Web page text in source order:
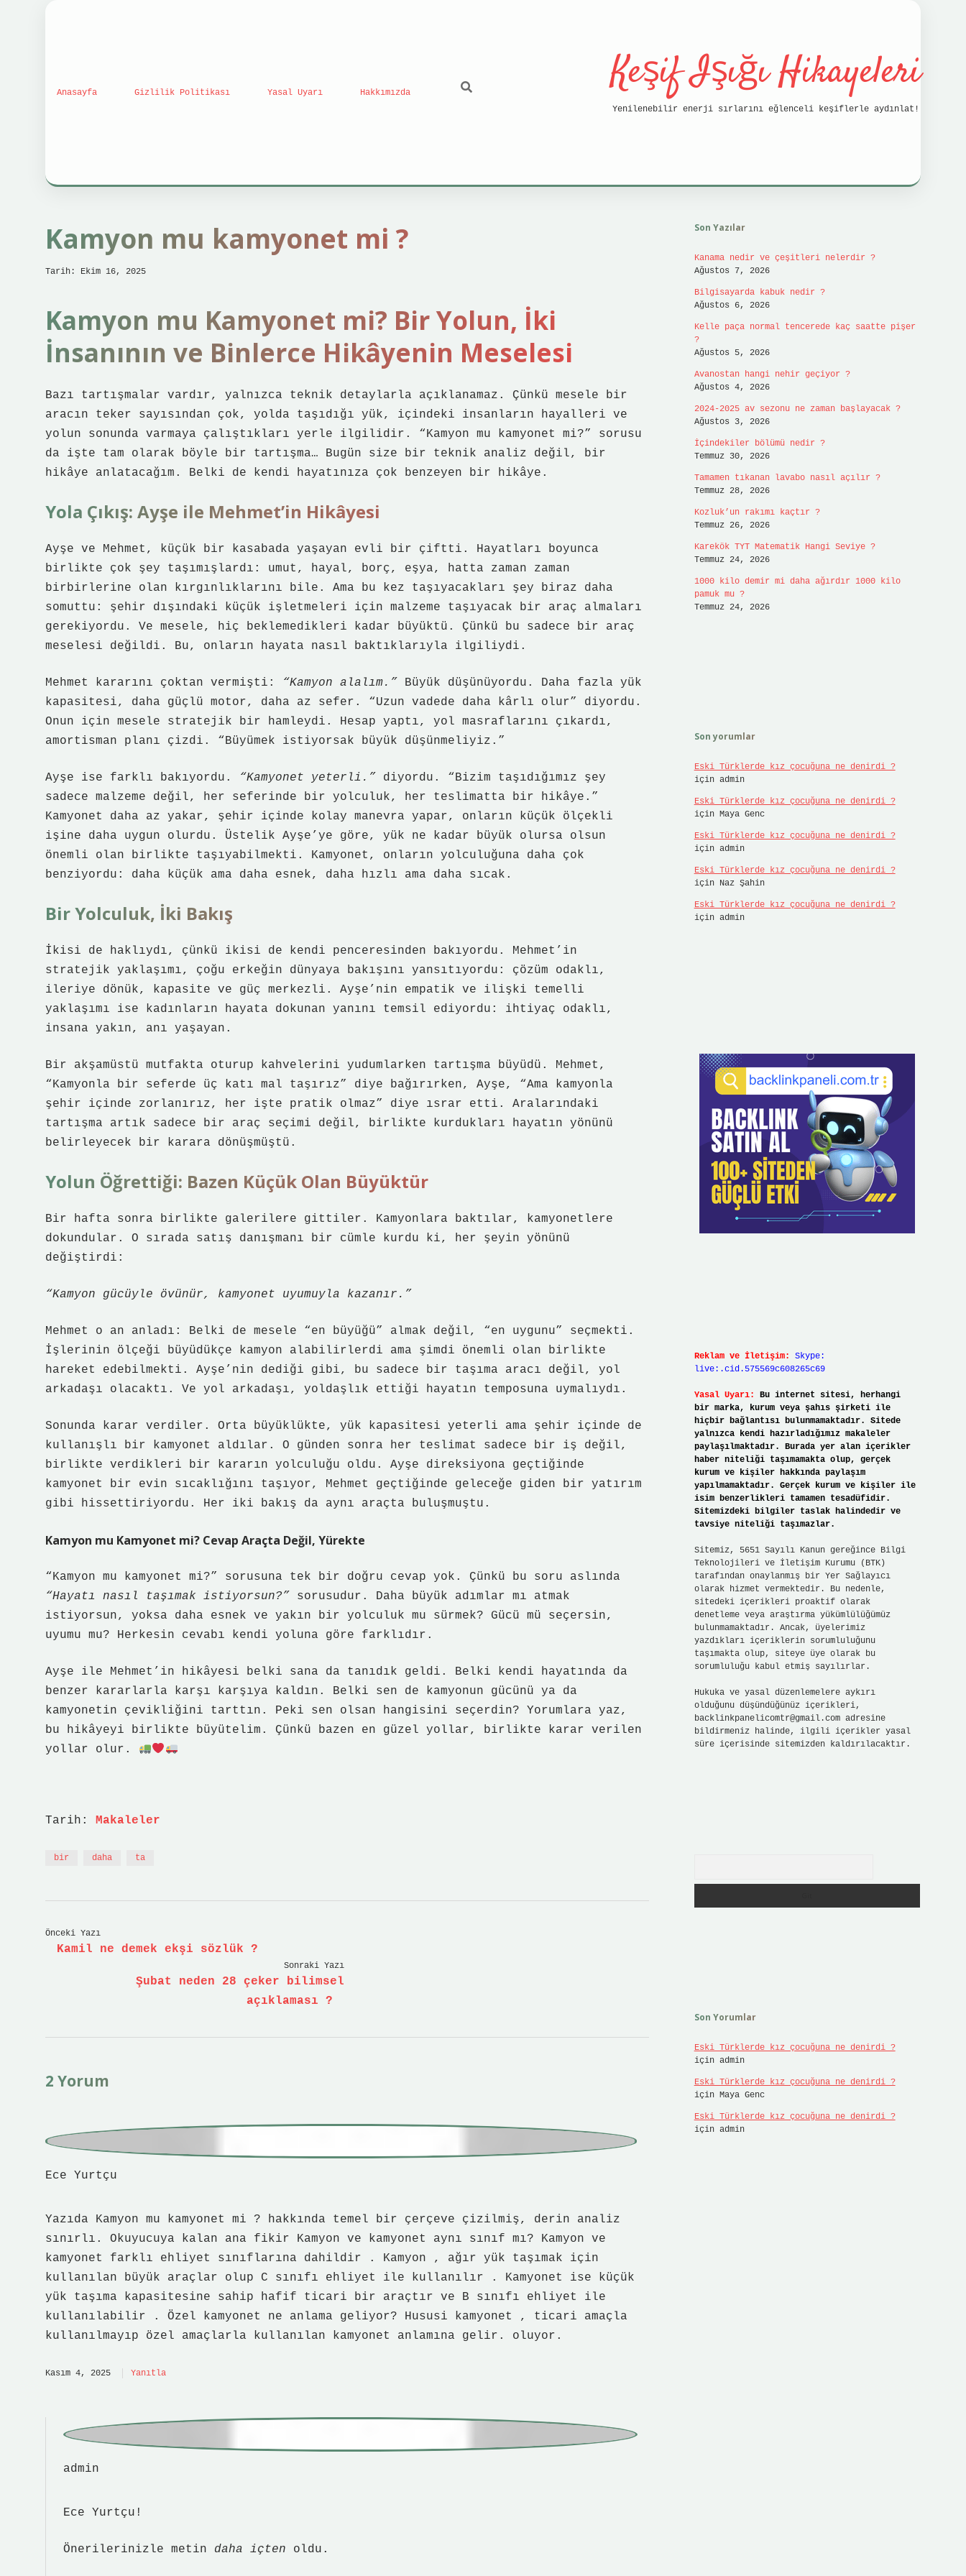
Anasayfa Gizlilik Politikası Yasal Uyarı Hakkımızda Keşif Işığı Hikayeleri
Yenilenebilir enerji sırlarını eğlenceli keşiflerle aydınlat!
Kamyon mu kamyonet mi ?
Tarih: Ekim 16, 2025
Kamyon mu Kamyonet mi? Bir Yolun, İki
İnsanının ve Binlerce Hikâyenin Meselesi
Bazı tartışmalar vardır, yalnızca teknik detaylarla açıklanamaz. Çünkü mesele bir
aracın teker sayısından çok, yolda taşıdığı yük, içindeki insanların hayalleri ve
yolun sonunda varmaya çalıştıkları yerle ilgilidir. “Kamyon mu kamyonet mi?” sorusu
da işte tam olarak böyle bir tartışma… Bugün size bir teknik analiz değil, bir
hikâye anlatacağım. Belki de kendi hayatınıza çok benzeyen bir hikâye.
Yola Çıkış: Ayşe ile Mehmet’in Hikâyesi
Ayşe ve Mehmet, küçük bir kasabada yaşayan evli bir çiftti. Hayatları boyunca
birlikte çok şey taşımışlardı: umut, hayal, borç, eşya, hatta zaman zaman
birbirlerine olan kırgınlıklarını bile. Ama bu kez taşıyacakları şey biraz daha
somuttu: şehir dışındaki küçük işletmeleri için malzeme taşıyacak bir araç almaları
gerekiyordu. Ve mesele, hiç beklemedikleri kadar büyüktü. Çünkü bu sadece bir araç
meselesi değildi. Bu, onların hayata nasıl baktıklarıyla ilgiliydi.
Mehmet kararını çoktan vermişti: “Kamyon alalım.” Büyük düşünüyordu. Daha fazla yük
kapasitesi, daha güçlü motor, daha az sefer. “Uzun vadede daha kârlı olur” diyordu.
Onun için mesele stratejik bir hamleydi. Hesap yaptı, yol masraflarını çıkardı,
amortisman planı çizdi. “Büyümek istiyorsak büyük düşünmeliyiz.”
Ayşe ise farklı bakıyordu. “Kamyonet yeterli.” diyordu. “Bizim taşıdığımız şey
sadece malzeme değil, her seferinde bir yolculuk, her teslimatta bir hikâye.”
Kamyonet daha az yakar, şehir içinde kolay manevra yapar, onların küçük ölçekli
işine daha uygun olurdu. Üstelik Ayşe’ye göre, yük ne kadar büyük olursa olsun
önemli olan birlikte taşıyabilmekti. Kamyonet, onların yolculuğuna daha çok
benziyordu: daha küçük ama daha esnek, daha hızlı ama daha sıcak.
Bir Yolculuk, İki Bakış
İkisi de haklıydı, çünkü ikisi de kendi penceresinden bakıyordu. Mehmet’in
stratejik yaklaşımı, çoğu erkeğin dünyaya bakışını yansıtıyordu: çözüm odaklı,
ileriye dönük, kapasite ve güç merkezli. Ayşe’nin empatik ve ilişki temelli
yaklaşımı ise kadınların hayata dokunan yanını temsil ediyordu: ihtiyaç odaklı,
insana yakın, anı yaşayan.
Bir akşamüstü mutfakta oturup kahvelerini yudumlarken tartışma büyüdü. Mehmet,
“Kamyonla bir seferde üç katı mal taşırız” diye bağırırken, Ayşe, “Ama kamyonla
şehir içinde zorlanırız, her işte pratik olmaz” diye ısrar etti. Aralarındaki
tartışma artık sadece bir araç seçimi değil, birlikte kurdukları hayatın yönünü
belirleyecek bir karara dönüşmüştü.
Yolun Öğrettiği: Bazen Küçük Olan Büyüktür
Bir hafta sonra birlikte galerilere gittiler. Kamyonlara baktılar, kamyonetlere
dokundular. O sırada satış danışmanı bir cümle kurdu ki, her şeyin yönünü
değiştirdi:
“Kamyon gücüyle övünür, kamyonet uyumuyla kazanır.”
Mehmet o an anladı: Belki de mesele “en büyüğü” almak değil, “en uygunu” seçmekti.
İşlerinin ölçeği büyüdükçe kamyon alabilirlerdi ama şimdi önemli olan birlikte
hareket edebilmekti. Ayşe’nin dediği gibi, bu sadece bir taşıma aracı değil, yol
arkadaşı olacaktı. Ve yol arkadaşı, yoldaşlık ettiği hayatın temposuna uymalıydı.
Sonunda karar verdiler. Orta büyüklükte, yük kapasitesi yeterli ama şehir içinde de
kullanışlı bir kamyonet aldılar. O günden sonra her teslimat sadece bir iş değil,
birlikte verdikleri bir kararın yolculuğu oldu. Ayşe direksiyona geçtiğinde
kamyonet bir evin sıcaklığını taşıyor, Mehmet geçtiğinde geleceğe giden bir yatırım
gibi hissettiriyordu. Her iki bakış da aynı araçta buluşmuştu.
Kamyon mu Kamyonet mi? Cevap Araçta Değil, Yürekte
“Kamyon mu kamyonet mi?” sorusuna tek bir doğru cevap yok. Çünkü bu soru aslında
“Hayatı nasıl taşımak istiyorsun?” sorusudur. Daha büyük adımlar mı atmak
istiyorsun, yoksa daha esnek ve yakın bir yolculuk mu sürmek? Gücü mü seçersin,
uyumu mu? Herkesin cevabı kendi yoluna göre farklıdır.
Ayşe ile Mehmet’in hikâyesi belki sana da tanıdık geldi. Belki kendi hayatında da
benzer kararlarla karşı karşıya kaldın. Belki sen de kamyonun gücünü ya da
kamyonetin çevikliğini tarttın. Peki sen olsan hangisini seçerdin? Yorumlara yaz,
bu hikâyeyi birlikte büyütelim. Çünkü bazen en güzel yollar, birlikte karar verilen
yollar olur.
Tarih: Makaleler
bir daha ta
Önceki Yazı
Kamil ne demek ekşi sözlük ?
Sonraki Yazı
Şubat neden 28 çeker bilimsel
açıklaması ?
2 Yorum
Yazıda Kamyon mu kamyonet mi ? hakkında temel bir çerçeve çizilmiş, derin analiz
kamyonet farklı ehliyet sınıflarına dahildir . Kamyon , ağır yük taşımak için
kullanılan büyük araçlar olup C sınıfı ehliyet ile kullanılır . Kamyonet ise küçük
yük taşıma kapasitesine sahip hafif ticari bir araçtır ve B sınıfı ehliyet ile
kullanılabilir . Özel kamyonet ne anlama geliyor? Hususi kamyonet , ticari amaçla
kullanılmayıp özel amaçlarla kullanılan kamyonet anlamına gelir. oluyor.
Kasım 4, 2025 Yanıtla
Ece Yurtçu!
Kasım 4, 2025
Son Yazılar
Kanama nedir ve çeşitleri nelerdir ?
Ağustos 7, 2026
Bilgisayarda kabuk nedir ?
Ağustos 6, 2026
Kelle paça normal tencerede kaç saatte pişer
?
Ağustos 5, 2026
Avanostan hangi nehir geçiyor ?
Ağustos 4, 2026
2024-2025 av sezonu ne zaman başlayacak ?
Ağustos 3, 2026
İçindekiler bölümü nedir ?
Temmuz 30, 2026
Tamamen tıkanan lavabo nasıl açılır ?
Temmuz 28, 2026
Kozluk’un rakımı kaçtır ?
Temmuz 26, 2026
Karekök TYT Matematik Hangi Seviye ?
Temmuz 24, 2026
1000 kilo demir mi daha ağırdır 1000 kilo
pamuk mu ?
Temmuz 24, 2026
Son yorumlar
Eski Türklerde kız çocuğuna ne denirdi ?
için admin
Eski Türklerde kız çocuğuna ne denirdi ?
için Maya Genc
Eski Türklerde kız çocuğuna ne denirdi ?
için admin
Eski Türklerde kız çocuğuna ne denirdi ?
için Naz Şahin
Eski Türklerde kız çocuğuna ne denirdi ?
için admin
Reklam ve İletişim:
Skype:
live:.cid.575569c608265c69
Yasal Uyarı:
Bu internet sitesi, herhangi
bir marka, kurum veya şahıs şirketi ile
hiçbir bağlantısı bulunmamaktadır. Sitede
yalnızca kendi hazırladığımız makaleler
paylaşılmaktadır. Burada yer alan içerikler
haber niteliği taşımamakta olup, gerçek
kurum ve kişiler hakkında paylaşım
yapılmamaktadır. Gerçek kurum ve kişiler ile
isim benzerlikleri tamamen tesadüfidir.
Sitemizdeki bilgiler taslak halindedir ve
tavsiye niteliği taşımazlar.
Sitemiz, 5651 Sayılı Kanun gereğince Bilgi
Teknolojileri ve İletişim Kurumu (BTK)
tarafından onaylanmış bir Yer Sağlayıcı
olarak hizmet vermektedir. Bu nedenle,
sitedeki içerikleri proaktif olarak
denetleme veya araştırma yükümlülüğümüz
bulunmamaktadır. Ancak, üyelerimiz
yazdıkları içeriklerin sorumluluğunu
taşımakta olup, siteye üye olarak bu
sorumluluğu kabul etmiş sayılırlar.
Hukuka ve yasal düzenlemelere aykırı
olduğunu düşündüğünüz içerikleri,
backlinkpanelicomtr@gmail.comadresine
bildirmeniz halinde, ilgili içerikler yasal
süre içerisinde sitemizden kaldırılacaktır.
Son Yorumlar
Eski Türklerde kız çocuğuna ne denirdi ?
için admin
Eski Türklerde kız çocuğuna ne denirdi ?
için Maya Genc
Eski Türklerde kız çocuğuna ne denirdi ?
için admin